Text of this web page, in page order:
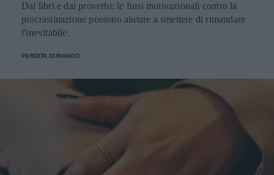
Dai libri e dai proverbi: le frasi motivazionali contro la
procrastinazione possono aiutare a smettere di rimandare
l'inevitabile.
PERDITA DURANGO